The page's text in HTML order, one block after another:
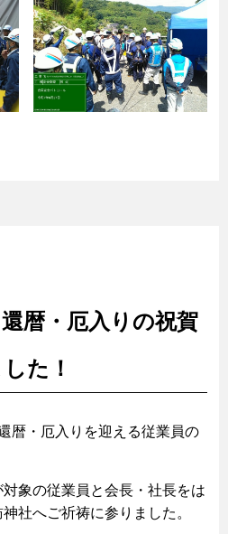
暦・厄入りの祝賀
た！
暦・厄入りを迎える従業員の
象の従業員と会長・社長をは
社へご祈祷に参りました。